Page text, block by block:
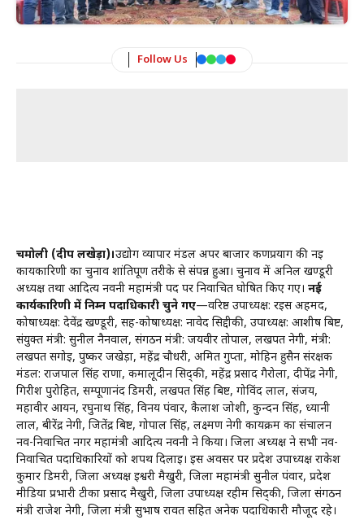
Follow Us
चमोली (प्रदीप लखेड़ा)।उद्योग व्यापार मंडल अपर बाजार कर्णप्रयाग की नई
कार्यकारिणी का चुनाव शांतिपूर्ण तरीके से संपन्न हुआ। चुनाव में अनिल खण्डूरी
अध्यक्ष तथा आदित्य नवनी महामंत्री पद पर निर्वाचित घोषित किए गए। नई
कार्यकारिणी में निम्न पदाधिकारी चुने गए—वरिष्ठ उपाध्यक्ष: रईस अहमद,
कोषाध्यक्ष: देवेंद्र खण्डूरी, सह-कोषाध्यक्ष: नावेद सिद्दीकी, उपाध्यक्ष: आशीष बिष्ट,
संयुक्त मंत्री: सुनील नैनवाल, संगठन मंत्री: जयवीर तोपाल, लखपत नेगी, मंत्री:
लखपत सगोई, पुष्कर जखेड़ा, महेंद्र चौधरी, अमित गुप्ता, मोहिन हुसैन संरक्षक
मंडल: राजपाल सिंह राणा, कमालूदीन सिद्की, महेंद्र प्रसाद गैरोला, दीपेंद्र नेगी,
गिरीश पुरोहित, सम्पूर्णानंद डिमरी, लखपत सिंह बिष्ट, गोविंद लाल, संजय,
महावीर आर्यन, रघुनाथ सिंह, विनय पंवार, कैलाश जोशी, कुन्दन सिंह, ध्यानी
लाल, बीरेंद्र नेगी, जितेंद्र बिष्ट, गोपाल सिंह, लक्ष्मण नेगी कार्यक्रम का संचालन
नव-निर्वाचित नगर महामंत्री आदित्य नवनी ने किया। जिला अध्यक्ष ने सभी नव-
निर्वाचित पदाधिकारियों को शपथ दिलाई। इस अवसर पर प्रदेश उपाध्यक्ष राकेश
कुमार डिमरी, जिला अध्यक्ष ईश्वरी मैखुरी, जिला महामंत्री सुनील पंवार, प्रदेश
मीडिया प्रभारी टीका प्रसाद मैखुरी, जिला उपाध्यक्ष रहीम सिद्की, जिला संगठन
मंत्री राजेश नेगी, जिला मंत्री सुभाष रावत सहित अनेक पदाधिकारी मौजूद रहे।